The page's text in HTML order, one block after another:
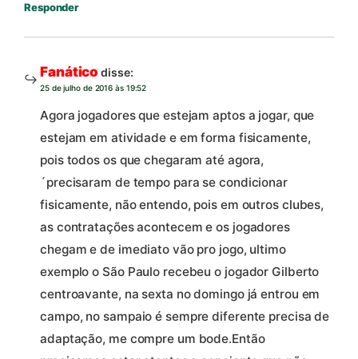
Responder
Fanático disse:
25 de julho de 2016 às 19:52
Agora jogadores que estejam aptos a jogar, que
estejam em atividade e em forma fisicamente,
pois todos os que chegaram até agora,
´precisaram de tempo para se condicionar
fisicamente, não entendo, pois em outros clubes,
as contratações acontecem e os jogadores
chegam e de imediato vão pro jogo, ultimo
exemplo o São Paulo recebeu o jogador Gilberto
centroavante, na sexta no domingo já entrou em
campo, no sampaio é sempre diferente precisa de
adaptação, me compre um bode.Então